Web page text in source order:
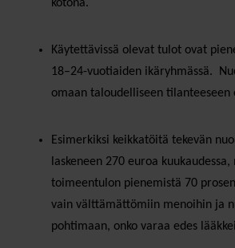
kotona.
Käytettävissä olevat tulot ovat
18–24-vuotiaiden ikäryhmässä.
omaan taloudelliseen tilanteeseen
Esimerkiksi keikkatöitä tekevän
laskeneen 270 euroa
toimeentulon pienemistä 70
vain välttämättömiin menoihin ja
pohtimaan, onko varaa edes